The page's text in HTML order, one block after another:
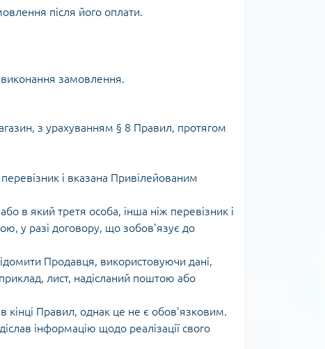
після його оплати.
виконання замовлення.
з урахуванням § 8 Правил, протягом
і вказана Привілейованим
в який третя особа, інша ніж перевізник і
у разі договору, що зобов'язує до
Продавця, використовуючи дані,
лист, надісланий поштою або
Правил, однак це не є обов'язковим.
інформацію щодо реалізації свого